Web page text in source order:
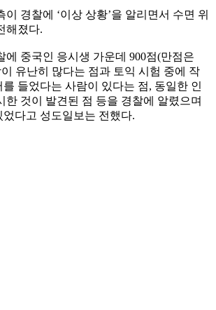
경찰에 ‘이상 상황’을 알리면서 수면 위
해졌다.
에 중국인 응시생 가운데 900점(만점은
유난히 많다는 점과 토익 시험 중에 작
들었다는 사람이 있다는 점, 동일한 인
한 것이 발견된 점 등을 경찰에 알렸으며
다고 성도일보는 전했다.